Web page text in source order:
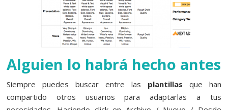
Alguien lo habrá hecho antes
Siempre puedes buscar entre las plantillas que han
compartido otros usuarios para adaptarlas a tus